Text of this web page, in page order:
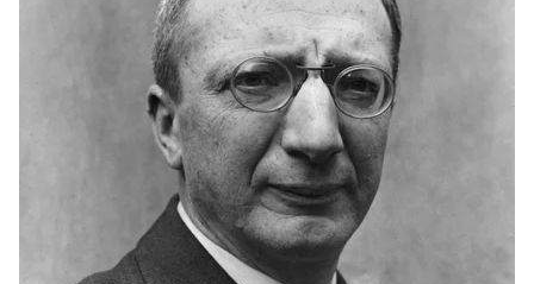
YUKIKO OCH PATRIK MÖTER
STOLPE STORIES